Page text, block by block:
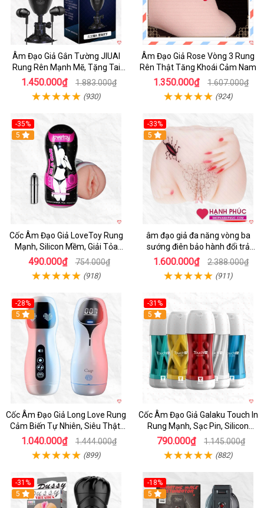
Âm Đạo Giả Gắn Tường JIUAI
Rung Rên Mạnh Mẽ, Tặng Tai
Nghe
1.450.000₫ 1.883.000₫
(930)
Âm Đạo Giả Rose Vòng 3 Rung
Rên Thật Tăng Khoái Cảm Nam
1.350.000₫ 1.607.000₫
(924)
-35%
5
Cốc Âm Đạo Giả LoveToy Rung
Mạnh, Silicon Mềm, Giải Tỏa
Sinh Lý
490.000₫ 754.000₫
(918)
-33%
5
âm đạo giả đa năng vòng ba
sướng điên bảo hành đổi trả
nhanh
1.600.000₫ 2.388.000₫
(911)
-28%
5
Cốc Âm Đạo Giả Long Love Rung
Cảm Biến Tự Nhiên, Siêu Thật,
Sướng
1.040.000₫ 1.444.000₫
(899)
-31%
Hot
5
Cốc Âm Đạo Giả Galaku Touch In
Rung Mạnh, Sạc Pin, Silicon
Mềm
790.000₫ 1.145.000₫
(882)
-31%
5
-18%
5